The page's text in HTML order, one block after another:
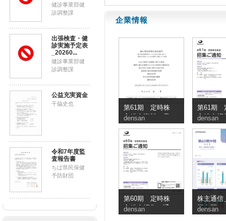
健診事業部健
診調整課
出張検査・健
診実施予定表
_20260...
健診事業部健
診調整課
公益充実資金
千脇史也
令和7年度監
査報告書
ちば県民保健
予防財団
企業情報
第61期 定時株
主総会資料（電
子提供措置事項
のうち交付書面
省略事項）
densan
第61期
主総会招
知
densan
第60期 定時株
主総会招集ご通
知
densan
株主通信
期中間
densan